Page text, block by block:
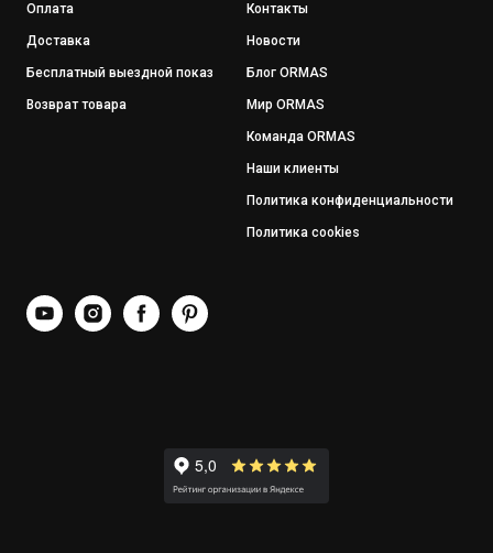
Оплата
Доставка
Бесплатный выездной показ
Возврат товара
Контакты
Новости
Блог ORMAS
Мир ORMAS
Команда ORMAS
Наши клиенты
Политика конфиденциальности
Политика cookies